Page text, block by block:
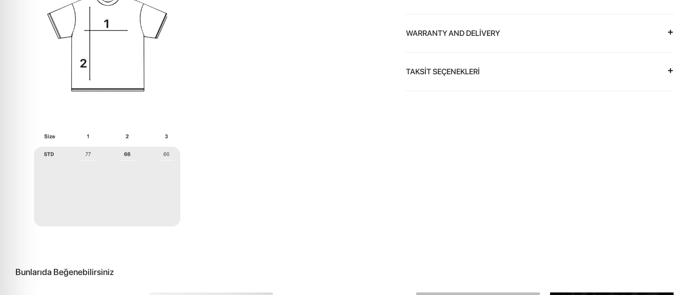
WARRANTY AND DELİVERY
TAKSİT SEÇENEKLERİ
Bunlarıda Beğenebilirsiniz